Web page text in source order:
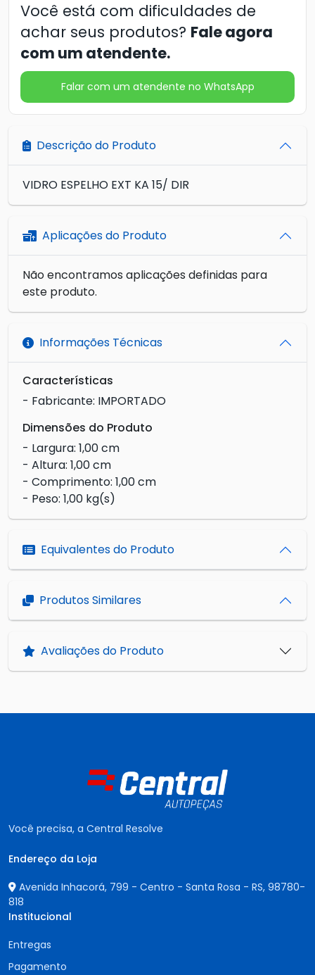
Você está com dificuldades de
achar seus produtos? Fale agora
com um atendente.
Falar com um atendente no WhatsApp
Descrição do Produto
VIDRO ESPELHO EXT KA 15/ DIR
Aplicações do Produto
Não encontramos aplicações definidas para
este produto.
Informações Técnicas
Características
- Fabricante: IMPORTADO
Dimensões do Produto
- Largura: 1,00 cm
- Altura: 1,00 cm
- Comprimento: 1,00 cm
- Peso: 1,00 kg(s)
Equivalentes do Produto
Produtos Similares
Avaliações do Produto
Você precisa, a Central Resolve
Endereço da Loja
Avenida Inhacorá, 799 - Centro - Santa Rosa - RS, 98780-
818
Institucional
Entregas
Pagamento